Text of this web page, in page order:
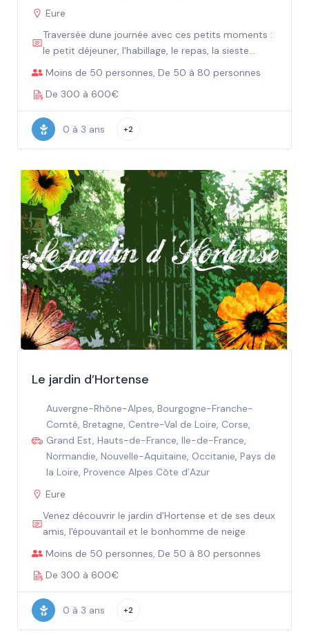
Eure
Traversée dune journée avec ces petits moments :
le petit déjeuner, l'habillage, le repas, la sieste...
Moins de 50 personnes, De 50 à 80 personnes
De 300 à 600€
0 à 3 ans +2
Le jardin d’Hortense
Auvergne-Rhône-Alpes, Bourgogne-Franche-
Comté, Bretagne, Centre-Val de Loire, Corse,
Grand Est, Hauts-de-France, Ile-de-France,
Normandie, Nouvelle-Aquitaine, Occitanie, Pays de
la Loire, Provence Alpes Côte d’Azur
Eure
Venez découvrir le jardin d'Hortense et de ses deux
amis, l'épouvantail et le bonhomme de neige
Moins de 50 personnes, De 50 à 80 personnes
De 300 à 600€
0 à 3 ans +2